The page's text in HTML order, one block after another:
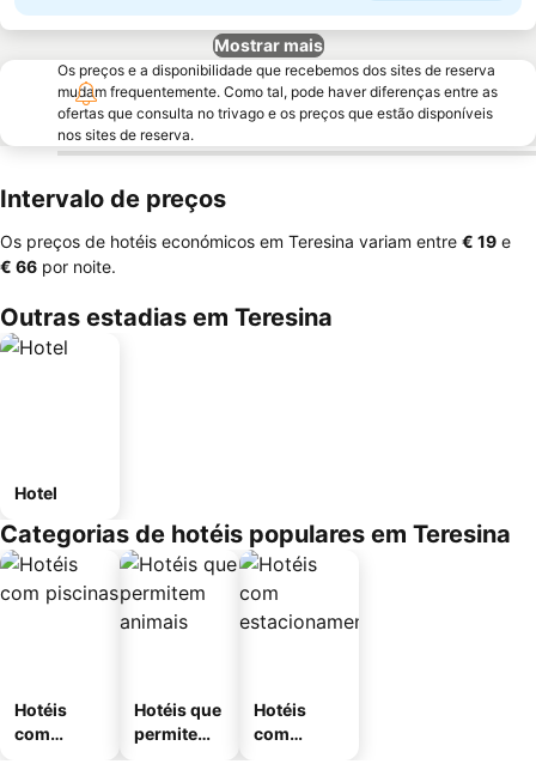
Mostrar mais
Os preços e a disponibilidade que recebemos dos sites de reserva
mudam frequentemente. Como tal, pode haver diferenças entre as
ofertas que consulta no trivago e os preços que estão disponíveis
nos sites de reserva.
Intervalo de preços
Os preços de hotéis económicos em Teresina variam entre ‎€ 19 e
‎€ 66 por noite.
Outras estadias em Teresina
Hotel
Categorias de hotéis populares em Teresina
Hotéis
com
Hotéis que
permitem
Hotéis
com